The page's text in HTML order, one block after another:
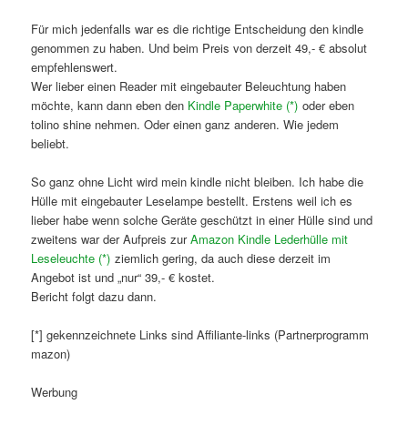
Für mich jedenfalls war es die richtige Entscheidung den kindle
genommen zu haben. Und beim Preis von derzeit 49,- € absolut
empfehlenswert.
Wer lieber einen Reader mit eingebauter Beleuchtung haben
möchte, kann dann eben den Kindle Paperwhite (*) oder eben
tolino shine nehmen. Oder einen ganz anderen. Wie jedem
beliebt.
So ganz ohne Licht wird mein kindle nicht bleiben. Ich habe die
Hülle mit eingebauter Leselampe bestellt. Erstens weil ich es
lieber habe wenn solche Geräte geschützt in einer Hülle sind und
zweitens war der Aufpreis zurAmazon Kindle Lederhülle mit
Leseleuchte (*) ziemlich gering, da auch diese derzeit im
Angebot ist und „nur“ 39,- € kostet.
Bericht folgt dazu dann.
[*] gekennzeichnete Links sind Affiliante-links (Partnerprogramm
mazon)
Werbung